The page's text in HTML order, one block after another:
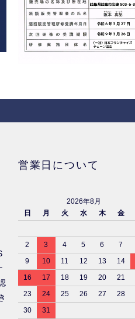
営業日について
2026年8月
日
月 火 水 木 金
2
3 4 5 6 7
9
10 11 12 13 14
16
17 18 19 20 21
23
24 25 26 27 28
30
31